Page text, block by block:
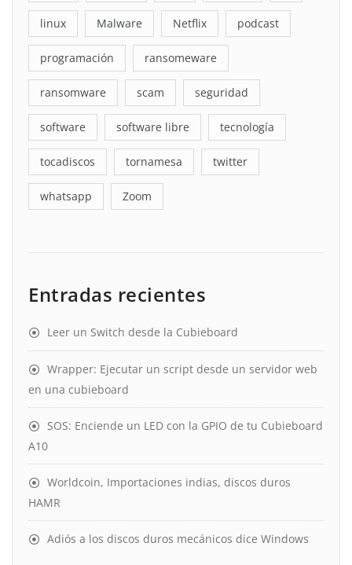
linux Malware Netflix podcast
programación ransomeware
ransomware scam seguridad
software software libre tecnología
tocadiscos tornamesa twitter
whatsapp Zoom
Entradas recientes
Leer un Switch desde la Cubieboard
Wrapper: Ejecutar un script desde un servidor web
en una cubieboard
SOS: Enciende un LED con la GPIO de tu Cubieboard
A10
Worldcoin, Importaciones indias, discos duros
HAMR
Adiós a los discos duros mecánicos dice Windows